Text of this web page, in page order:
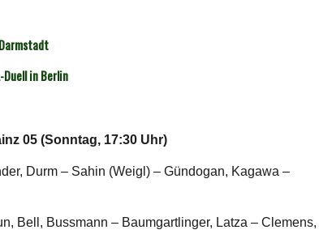
in Berlin
05 (Sonntag, 17:30 Uhr)
Durm – Sahin (Weigl) – Gündogan, Kagawa –
Bell, Bussmann – Baumgartlinger, Latza – Clemens,